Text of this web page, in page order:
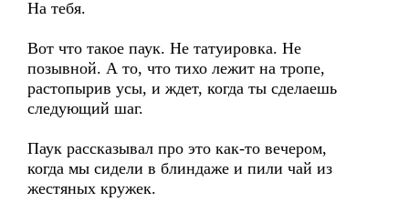
На тебя.
Вот что такое паук. Не татуировка. Не
позывной. А то, что тихо лежит на тропе,
растопырив усы, и ждет, когда ты сделаешь
следующий шаг.
Паук рассказывал про это как-то вечером,
когда мы сидели в блиндаже и пили чай из
жестяных кружек.